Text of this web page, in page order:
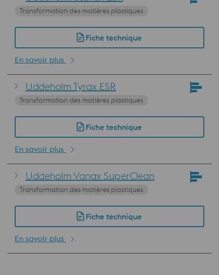
Transformation des matières plastiques
Fiche technique
En savoir plus
Uddeholm Tyrax ESR
Transformation des matières plastiques
Fiche technique
En savoir plus
Uddeholm Vanax SuperClean
Transformation des matières plastiques
Fiche technique
En savoir plus